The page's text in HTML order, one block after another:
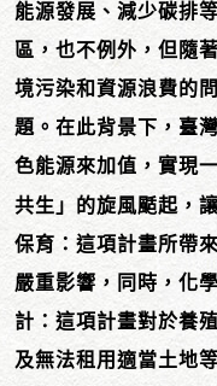
能源發展、減少碳排
區，也不例外，但隨
境污染和資源浪費的
題。在此背景下，臺
色能源來加值，實現
共生」的旋風颳起，
保育：這項計畫所帶
嚴重影響，同時，化
計：這項計畫對於養
及無法租用適當土地